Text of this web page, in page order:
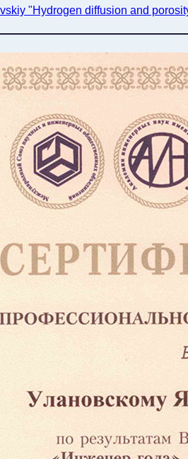
"Hydrogen diffusion and